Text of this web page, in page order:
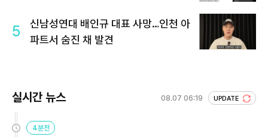
5
신남성연대 배인규 대표 사망…인천 아
파트서 숨진 채 발견
실시간 뉴스 08.07 06:19 UPDATE
4분전